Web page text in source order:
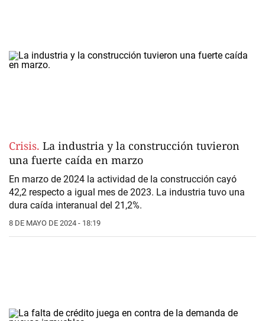
Crisis. La industria y la construcción tuvieron
una fuerte caída en marzo
En marzo de 2024 la actividad de la construcción cayó
42,2 respecto a igual mes de 2023. La industria tuvo una
dura caída interanual del 21,2%.
8 DE MAYO DE 2024 - 18:19